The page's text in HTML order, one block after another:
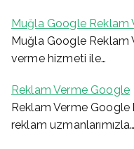
Muğla Google Reklam
Muğla Google Reklam
verme hizmeti ile…
Reklam Verme Google
Reklam Verme
reklam uzmanlarımızla…